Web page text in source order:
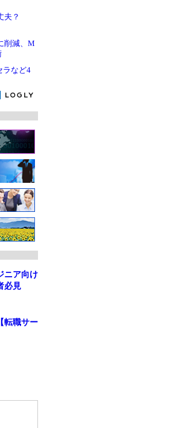
夫？
削減、M
ラなど4
ニア向け
必見
転職サー